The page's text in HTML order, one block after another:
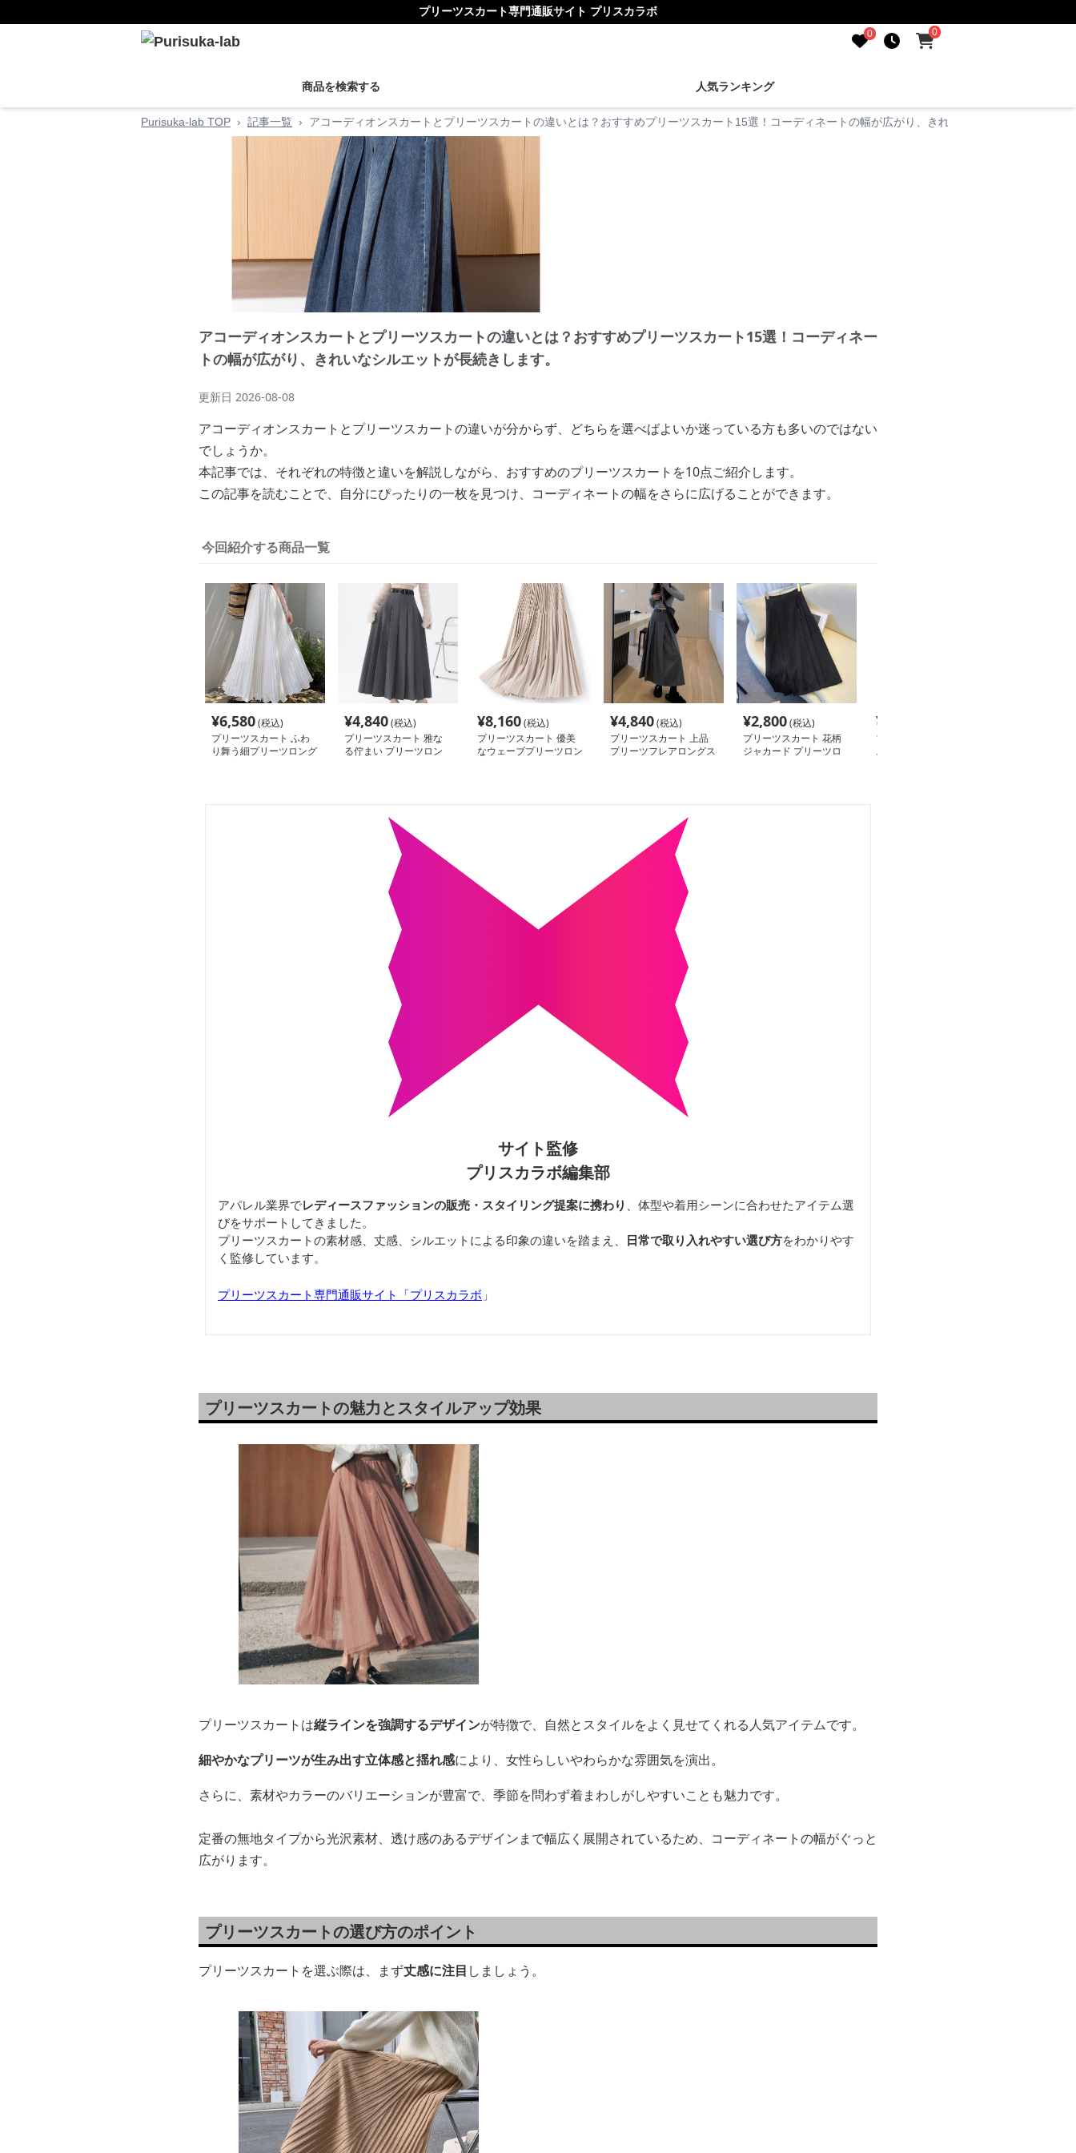
プリーツスカート専門通販サイト プリスカラボ
0 0
商品を検索する 人気ランキング
Purisuka-lab TOP › 記事一覧 › アコーディオンスカートとプリーツスカートの違いとは？おすすめプリーツスカート15選！コーディネートの幅が広がり、きれいなシルエットが長続き
アコーディオンスカートとプリーツスカートの違いとは？おすすめプリーツスカート15選！コーディネー
トの幅が広がり、きれいなシルエットが長続きします。
更新日 2026-08-08
アコーディオンスカートとプリーツスカートの違いが分からず、どちらを選べばよいか迷っている方も多いのではない
でしょうか。
本記事では、それぞれの特徴と違いを解説しながら、おすすめのプリーツスカートを10点ご紹介します。
この記事を読むことで、自分にぴったりの一枚を見つけ、コーディネートの幅をさらに広げることができます。
今回紹介する商品一覧
¥6,580(税込)
プリーツスカート ふわ
り舞う細プリーツロング
¥4,840(税込)
プリーツスカート 雅な
る佇まい プリーツロン
¥8,160(税込)
プリーツスカート 優美
なウェーブプリーツロン
¥4,840(税込)
プリーツスカート 上品
プリーツフレアロングス
¥2,800(税込)
プリーツスカート 花柄
ジャカード プリーツロ
¥
プリーツスカート デニ
ムプリーツフレアロング
サイト監修
プリスカラボ編集部
アパレル業界でレディースファッションの販売・スタイリング提案に携わり 、体型や着用シーンに合わせたアイテム選
びをサポートしてきました。
プリーツスカートの素材感、丈感、シルエットによる印象の違いを踏まえ、 日常で取り入れやすい選び方をわかりやす
く監修しています。
プリーツスカート専門通販サイト「プリスカラボ 」
プリーツスカートの魅力とスタイルアップ効果
プリーツスカートは縦ラインを強調するデザインが特徴で、自然とスタイルをよく見せてくれる人気アイテムです。
細やかなプリーツが生み出す立体感と揺れ感により、女性らしいやわらかな雰囲気を演出。
さらに、素材やカラーのバリエーションが豊富で、季節を問わず着まわしがしやすいことも魅力です。
定番の無地タイプから光沢素材、透け感のあるデザインまで幅広く展開されているため、コーディネートの幅がぐっと
広がります。
プリーツスカートの選び方のポイント
プリーツスカートを選ぶ際は、まず丈感に注目 しましょう。